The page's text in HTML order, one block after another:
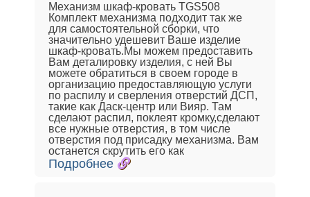
Механизм шкаф-кровать TGS508
Комплект механизма подходит так же
для самостоятельной сборки, что
значительно удешевит Ваше изделие
шкаф-кровать.Мы можем предоставить
Вам деталировку изделия, с ней Вы
можете обратиться в своем городе в
организацию предоставляющую услуги
по распилу и сверления отверстий ДСП,
такие как Даск-центр или Вияр. Там
сделают распил, поклеят кромку,сделают
все нужные отверстия, в том числе
отверстия под присадку механизма. Вам
останется скрутить его как
Подробнее